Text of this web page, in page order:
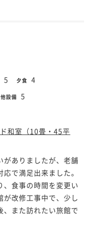
5 夕食 4
設備 5
和室（10畳・45平
がありましたが、老舗
で満足出来ました。
、食事の時間を変更い
が改修工事中で、少し
、また訪れたい旅館で